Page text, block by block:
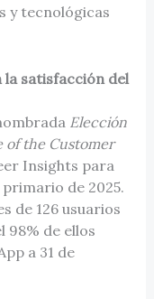
y tecnológicas
satisfacción del
Elección
of the Customer
Insights para
de 2025.
de 126 usuarios
98% de ellos
a 31 de